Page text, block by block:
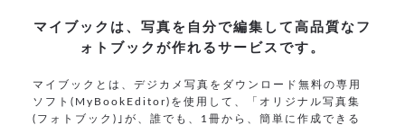
マイブックは、写真を自分で編集して 高品質なフ
ォトブックが作れるサービスです。
マイブックとは、デジカメ写真をダウンロード無料の専用
ソフト(MyBookEditor)を使用して、「オリジナル写真集
(フォトブック)｣が、誰でも、1冊から、簡単に作成できる